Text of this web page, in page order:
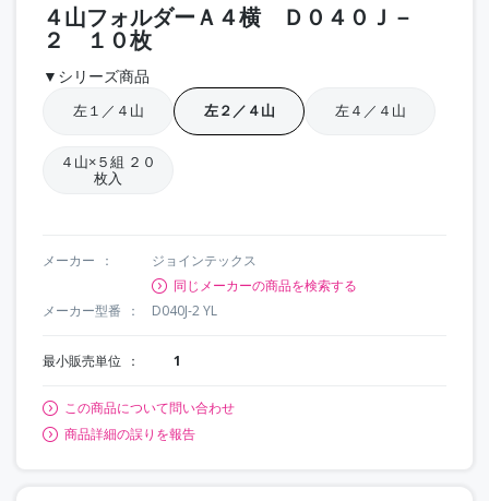
４山フォルダーＡ４横 Ｄ０４０Ｊ－
２ １０枚
▼シリーズ商品
左１／４山 左２／４山 左４／４山
４山×５組 ２０
枚入
メーカー
ジョインテックス
同じメーカーの商品を検索する
メーカー型番
D040J-2 YL
最小販売単位 1
この商品について問い合わせ
商品詳細の誤りを報告